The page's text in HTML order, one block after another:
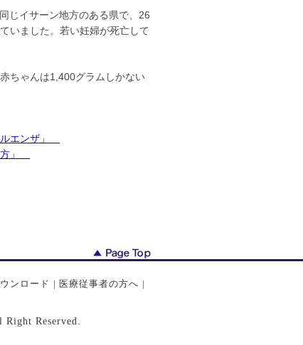
じイサーン地方のある県で、26
いました。若い妊婦が死亡して
ちゃんは1,400グラムしかない
ルエンザ」
方」
ンロード | 医療従事者の方へ |
Reserved.